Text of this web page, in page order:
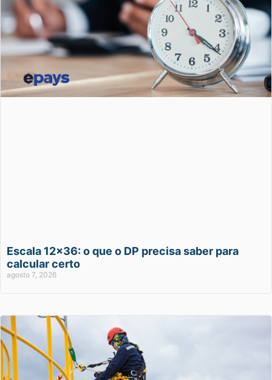
Escala 12×36: o que o DP precisa saber para
calcular certo
agosto 7, 2026